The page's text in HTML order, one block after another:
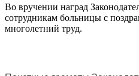
Во вручении наград
сотрудникам больницы с
многолетний труд.